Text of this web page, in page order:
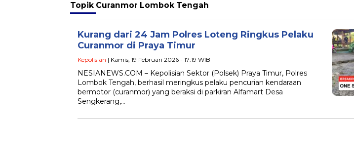
Topik Curanmor Lombok Tengah
Kurang dari 24 Jam Polres Loteng Ringkus Pelaku
Curanmor di Praya Timur
Kepolisian | Kamis, 19 Februari 2026 - 17:19 WIB
NESIANEWS.COM – Kepolisian Sektor (Polsek) Praya Timur, Polres
Lombok Tengah, berhasil meringkus pelaku pencurian kendaraan
bermotor (curanmor) yang beraksi di parkiran Alfamart Desa
Sengkerang,…